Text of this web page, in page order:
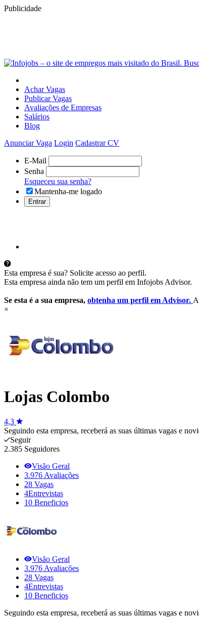
Publicidade
Achar Vagas
Publicar Vagas
Avaliações de Empresas
Salários
Blog
Anunciar Vaga Login Cadastrar CV
E-Mail
Senha
Esqueceu sua senha?
Mantenha-me logado
Entrar
Esta empresa é sua? Solicite acesso ao perfil.
Esta empresa ainda não tem um perfil em Infojobs Advisor.
Se esta é a sua empresa, obtenha um perfil em Advisor.
×
Lojas Colombo
4,3
Seguindo esta empresa, receberá as suas últimas vagas e
Seguir
2.385 Seguidores
Visão Geral
3.976 Avaliações
28 Vagas
4Entrevistas
10 Beneficios
Visão Geral
3.976 Avaliações
28 Vagas
4Entrevistas
10 Beneficios
Seguindo esta empresa, receberá as suas últimas vagas e